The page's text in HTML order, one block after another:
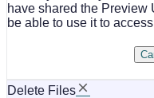
have shared the Preview
be able to use it to
Delete Files